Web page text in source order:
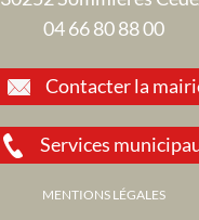
04 66 80 88 00
Contacter la
Services
MENTIONS LÉGALES